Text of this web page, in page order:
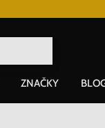
ZNAČKY